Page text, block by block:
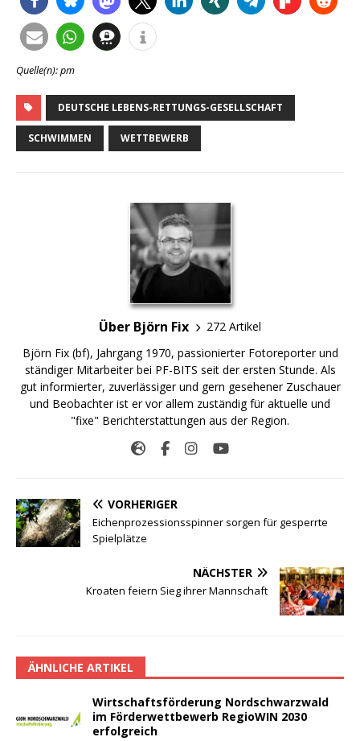
Quelle(n): pm
DEUTSCHE LEBENS-RETTUNGS-GESELLSCHAFT
SCHWIMMEN WETTBEWERB
Über Björn Fix
272 Artikel
Björn Fix (bf), Jahrgang 1970, passionierter Fotoreporter und
ständiger Mitarbeiter bei PF-BITS seit der ersten Stunde. Als
gut informierter, zuverlässiger und gern gesehener Zuschauer
und Beobachter ist er vor allem zuständig für aktuelle und
"fixe" Berichterstattungen aus der Region.
VORHERIGER
Eichenprozessionsspinner sorgen für gesperrte
Spielplätze
NÄCHSTER
Kroaten feiern Sieg ihrer Mannschaft
ÄHNLICHE ARTIKEL
Wirtschaftsförderung Nordschwarzwald
im Förderwettbewerb RegioWIN 2030
erfolgreich